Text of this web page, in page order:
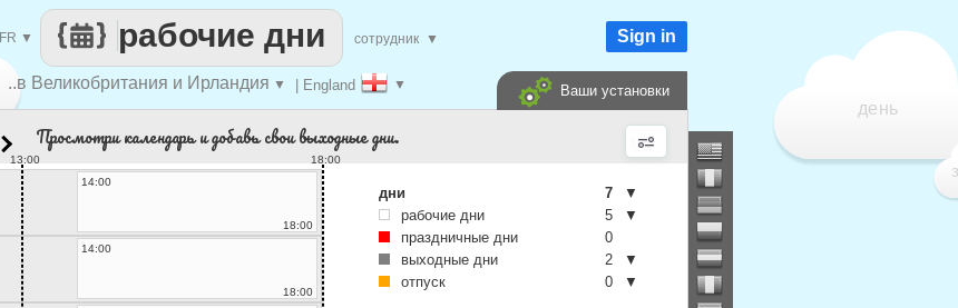
день
..в Великобритания и Ирландия ▼ | England ▼
рабочие дни
FR ▼ сотрудник ▼ Sign in
Ваши установки
Просмотри календарь и добавь свои выходные дни.
13:00 18:00
14:00
18:00
14:00
18:00
дни 7
▼
рабочие дни
5
▼
праздничные дни
0
выходные дни
2
▼
отпуск
0 ▼